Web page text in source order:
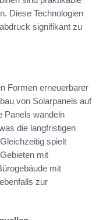
Diese Technologien
signifikant zu
Formen erneuerbarer
von Solarpanels auf
Panels wandeln
die langfristigen
spielt
mit
mit
zur